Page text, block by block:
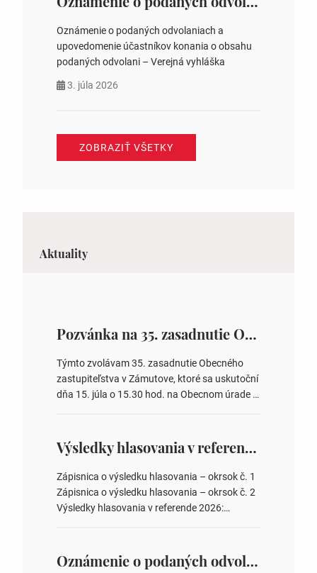
Oznámenie o podaných odvolaniach a
upovedomenie účastníkov konania o obsahu
podaných odvolani – Verejná vyhláška
3. júla 2026
ZOBRAZIŤ VŠETKY
Aktuality
Pozvánka na 35. zasadnutie OZ v Zámutove
Týmto zvolávam 35. zasadnutie Obecného
zastupiteľstva v Zámutove, ktoré sa uskutoční
dňa 15. júla o 15.30 hod. na Obecnom úrade v
overovateľov zápisnice 3. Určenie volebných
obvodov pre voľby poslancov obecných
zastupiteľstiev, počtu poslancov obecných
zastupiteľstiev v nich 4. Schválenie odpredaja
obecného pozemku –…
Výsledky hlasovania v referende 2026
Zápisnica o výsledku hlasovania – okrsok č. 1
Zápisnica o výsledku hlasovania – okrsok č. 2
Výsledky hlasovania v referende 2026:
ysledky.html
Oznámenie o podaných odvolaniach a upovedomenie účastníkov konania o obsahu podaných odvolani – Verejná vyhláška